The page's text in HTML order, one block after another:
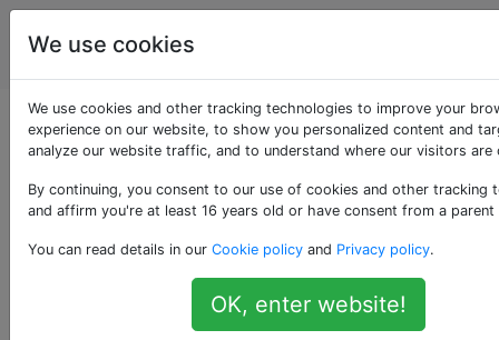
Programmierrätsel
& Code Golf
Kürzeste Minmod-
Funktion
minmod-Funktion ist eine Variante der
min, die inhangbegrenzenden
hochauflösenden Schemata für partielle
We use cookies
We use cookies and other tracking technologies to improve your
experience on our website, to show you personalized content and
analyze our website traffic, and to understand where our visitors are
By continuing, you consent to our use of cookies and other tracking
and affirm you're at least 16 years old or have consent from a parent
You can read details in our Cookie policy and Privacy policy.
OK, enter website!